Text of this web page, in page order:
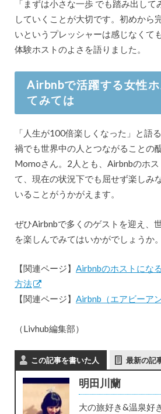
「まずは小さな一歩 でも踏み出し
していくことが大切です。初めから
いというプレッシャーは感じなくて
体験ホストのよさを語りました。
Airbnbで活躍する女性
てみては
「人生が100倍楽しくなった」と語
禍でも世界中の人とつながることの
Momoさん。2人とも、Airbnbのホ
て、現在の状況下でも屈せず楽しみ
いることがうかがえます。
ぜひAirbnbで多くのゲストを迎え、
を楽しんでみてはいかがでしょうか。
【関連ページ】 Airbnbのホストにな
方法
【関連ページ】 Airbnb（エアビーア
（Livhub編集部）
この記事を書いた人 最新の記
明田川蘭
大の旅好き&温泉好